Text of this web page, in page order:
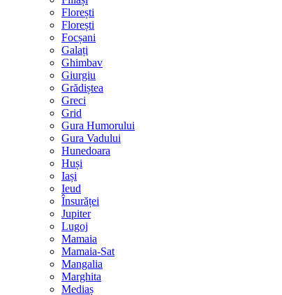
Florești
Florești
Focșani
Galați
Ghimbav
Giurgiu
Grădiștea
Greci
Grid
Gura Humorului
Gura Vadului
Hunedoara
Huși
Iași
Ieud
Însurăței
Jupiter
Lugoj
Mamaia
Mamaia-Sat
Mangalia
Marghita
Mediaș